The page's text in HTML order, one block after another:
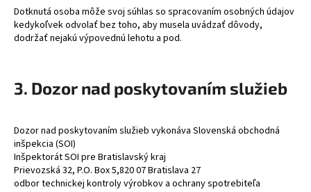
Dotknutá osoba môže svoj súhlas so spracovaním osobných údajov
kedykoľvek odvolať bez toho, aby musela uvádzať dôvody,
dodržať nejakú výpovednú lehotu a pod.
3. Dozor nad poskytovaním služieb
Dozor nad poskytovaním služieb vykonáva Slovenská obchodná
inšpekcia (SOI)
Inšpektorát SOI pre Bratislavský kraj
Prievozská 32, P.O. Box 5,820 07 Bratislava 27
odbor technickej kontroly výrobkov a ochrany spotrebiteľa